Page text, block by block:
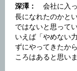
深澤：
会社に入
長になれたのかと
ではないと思って
いえば「やめない
ずにやってきたか
ころはあると思いま